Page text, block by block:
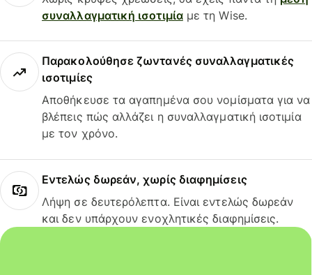
συναλλαγματική ισοτιμίαμε τη Wise.
Παρακολούθησε ζωντανές συναλλαγματικές
ισοτιμίες
Αποθήκευσε τα αγαπημένα σου νομίσματα για να
βλέπεις πώς αλλάζει η συναλλαγματική ισοτιμία
με τον χρόνο.
Εντελώς δωρεάν, χωρίς διαφημίσεις
Λήψη σε δευτερόλεπτα. Είναι εντελώς δωρεάν
και δεν υπάρχουν ενοχλητικές διαφημίσεις.